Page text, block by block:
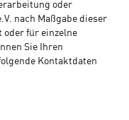
oder
nach Maßgabe dieser
oder für einzelne
Sie Ihren
Kontaktdaten